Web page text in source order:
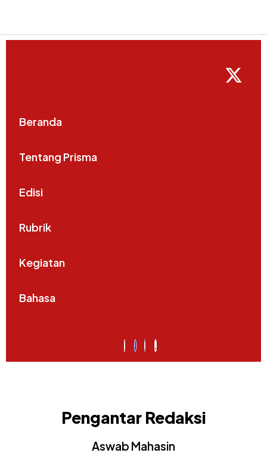
Beranda
Tentang Prisma
Edisi
Rubrik
Kegiatan
Bahasa
Pengantar Redaksi
Aswab Mahasin